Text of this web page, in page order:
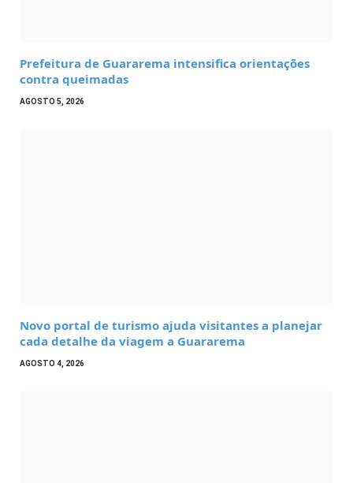
Prefeitura de Guararema intensifica orientações
contra queimadas
AGOSTO 5, 2026
Novo portal de turismo ajuda visitantes a planejar
cada detalhe da viagem a Guararema
AGOSTO 4, 2026